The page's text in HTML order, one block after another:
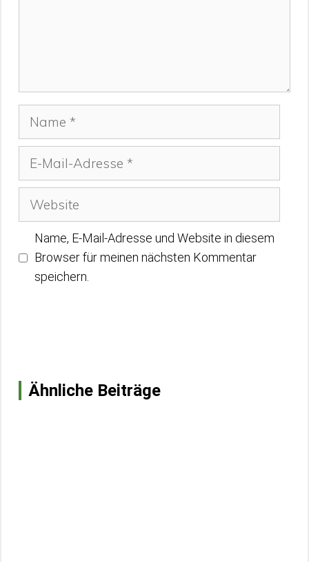
Name
Website
Name, E-Mail-Adresse und Website in diesem
Browser für meinen nächsten Kommentar
speichern.
Ähnliche Beiträge